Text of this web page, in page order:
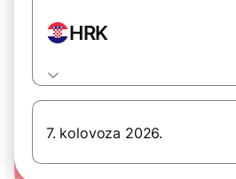
HRK
7. kolovoza 2026.